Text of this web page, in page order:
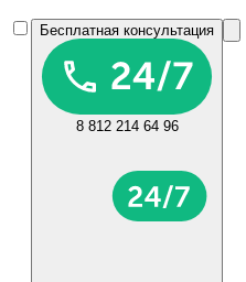
Бесплатная консультация
8 812 214 64 96